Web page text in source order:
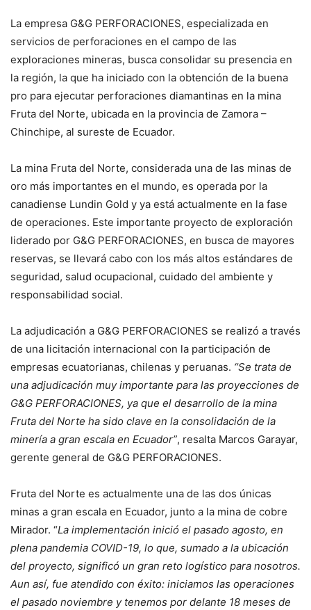
La empresa G&G PERFORACIONES, especializada en
servicios de perforaciones en el campo de las
exploraciones mineras, busca consolidar su presencia en
la región, la que ha iniciado con la obtención de la buena
pro para ejecutar perforaciones diamantinas en la mina
Fruta del Norte, ubicada en la provincia de Zamora –
Chinchipe, al sureste de Ecuador.
La mina Fruta del Norte, considerada una de las minas de
oro más importantes en el mundo, es operada por la
canadiense Lundin Gold y ya está actualmente en la fase
de operaciones. Este importante proyecto de exploración
liderado por G&G PERFORACIONES, en busca de mayores
reservas, se llevará cabo con los más altos estándares de
seguridad, salud ocupacional, cuidado del ambiente y
responsabilidad social.
La adjudicación a G&G PERFORACIONES se realizó a través
de una licitación internacional con la participación de
empresas ecuatorianas, chilenas y peruanas. “Se trata de
una adjudicación muy importante para las proyecciones de
G&G PERFORACIONES, ya que el desarrollo de la mina
Fruta del Norte ha sido clave en la consolidación de la
minería a gran escala en Ecuador”, resalta Marcos Garayar,
gerente general de G&G PERFORACIONES.
Fruta del Norte es actualmente una de las dos únicas
minas a gran escala en Ecuador, junto a la mina de cobre
Mirador. “La implementación inició el pasado agosto, en
plena pandemia COVID-19, lo que, sumado a la ubicación
del proyecto, significó un gran reto logístico para nosotros.
Aun así, fue atendido con éxito: iniciamos las operaciones
el pasado noviembre y tenemos por delante 18 meses de